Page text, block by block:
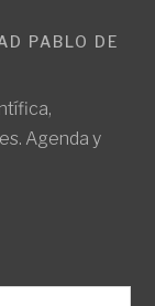
PABLO DE
Agenda y